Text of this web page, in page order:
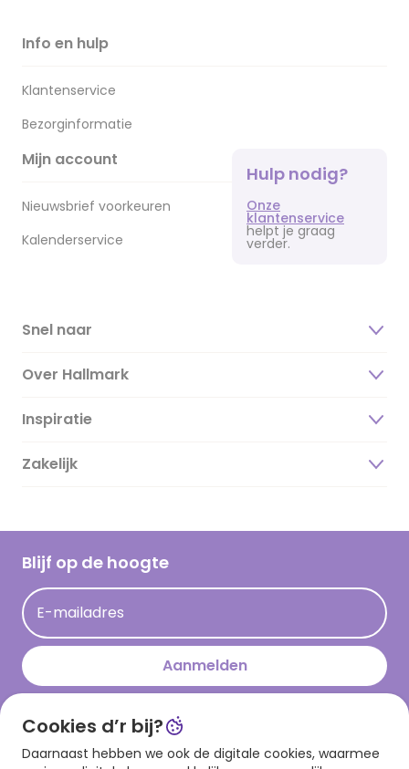
Info en hulp
Klantenservice
Bezorginformatie
Mijn account
Nieuwsbrief voorkeuren
Kalenderservice
Hulp nodig?
Onze
klantenservice
helpt je graag
verder.
Snel naar
Over Hallmark
Over ons
Duurzaamheid
Hallmark Kaartclub
Acties
Persberichten
Hallmark en Kinderpostzegels
Inspiratie
Magazine
Cadeau inspiratie
Kaartinspiratie
Zakelijk
Blijf op de hoogte
E-mailadres
Aanmelden
Download onze app
Cookies d’r bij?
Daarnaast hebben we ook de digitale cookies, waarmee